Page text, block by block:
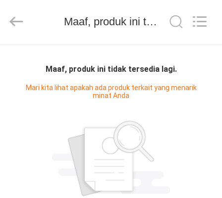
PRODUK
Rights
Maaf, produk ini tidak tersedia lagi.
Maaf, produk ini tidak tersedia lagi.
Mari kita lihat apakah ada produk terkait yang menarik
minat Anda